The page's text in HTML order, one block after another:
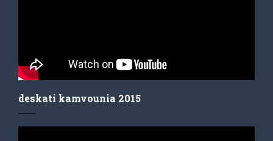
deskati kamvounia 2015